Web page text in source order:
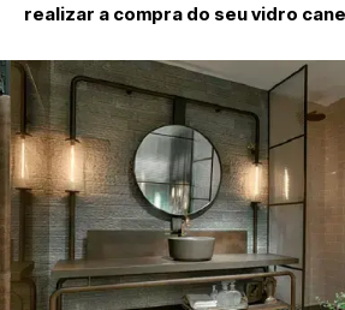
realizar a compra do seu vidro